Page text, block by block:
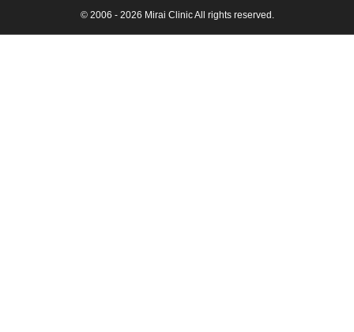
© 2006 - 2026 Mirai Clinic All rights reserved.